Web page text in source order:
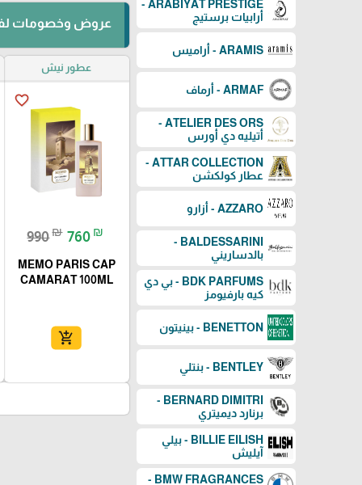
ARABIYAT PRESTIGE -
أرابيات برستيج
ARAMIS - أراميس
ARMAF - أرماف
ATELIER DES ORS -
أتيليه دي أورس
ATTAR COLLECTION -
عطار كولكشن
AZZARO - أزارو
BALDESSARINI -
بالدساريني
BDK PARFUMS - بي دي
كيه بارفيومز
BENETTON - بينيتون
BENTLEY - بنتلي
BERNARD DIMITRI -
برنارد ديميتري
BILLIE EILISH - بيلي
آيليش
BMW FRAGRANCES -
عروض وخصومات
عطور نيش
favorite_border
990₪ 760 ₪
MEMO PARIS CAP
CAMARAT 100ML
add_shopping_cart